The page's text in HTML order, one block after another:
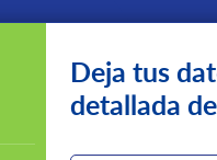
Deja tus
detallada